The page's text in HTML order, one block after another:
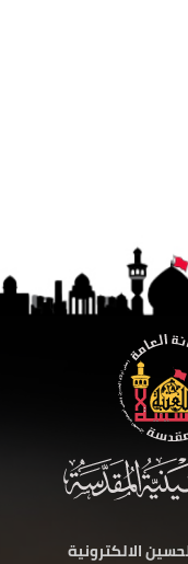
الالكترونية